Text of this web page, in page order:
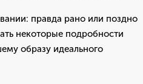
правда рано или поздно
некоторые подробности
образу идеального